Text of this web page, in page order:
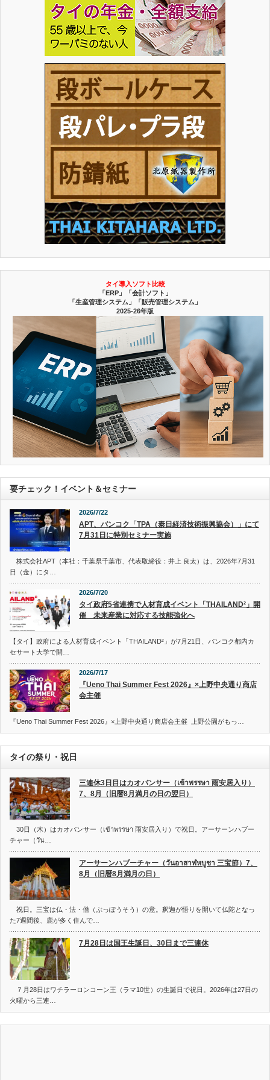
タイ導入ソフト比較
「ERP」「会計ソフト」
「生産管理システム」「販売管理システム」
2025-26年版
要チェック！イベント＆セミナー
2026/7/22
APT、バンコク「TPA（泰日経済技術振興協会）」にて
7月31日に特別セミナー実施
株式会社APT（本社：千葉県千葉市、代表取締役：井上 良太）は、2026年7月31
日（金）にタ…
2026/7/20
タイ政府5省連携で人材育成イベント「THAILAND²」開
催 未来産業に対応する技能強化へ
【タイ】政府による人材育成イベント「THAILAND²」が7月21日、バンコク都内カ
セサート大学で開…
2026/7/17
『Ueno Thai Summer Fest 2026』×上野中央通り商店
会主催
『Ueno Thai Summer Fest 2026』×上野中央通り商店会主催 上野公園がもっ…
タイの祭り・祝日
三連休3日目はカオパンサー（เข้าพรรษา 雨安居入り）
7、8月（旧暦8月満月の日の翌日）
30日（木）はカオパンサー（เข้าพรรษา 雨安居入り）で祝日。アーサーンハブー
チャー（วัน…
アーサーンハブーチャー（วันอาสาฬหบูชา 三宝節）7、
8月（旧暦8月満月の日）
祝日。三宝は仏・法・僧（ぶっぽうそう）の意。釈迦が悟りを開いて仏陀となっ
た7週間後、鹿が多く住んで…
7月28日は国王生誕日、30日まで三連休
７月28日はワチラーロンコーン王（ラマ10世）の生誕日で祝日。2026年は27日の
火曜から三連…